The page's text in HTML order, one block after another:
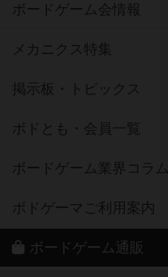
ボードゲーム会情報
メカニクス特集
掲示板・トピックス
ボドとも・会員一覧
ボードゲーム業界コラム
ボドゲーマご利用案内
ボードゲーム通販